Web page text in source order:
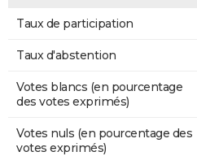
Taux de participation
Taux d'abstention
Votes blancs (en pourcentage
des votes exprimés)
Votes nuls (en pourcentage des
votes exprimés)